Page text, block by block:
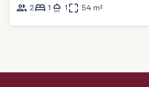
2
1 1 54 m²